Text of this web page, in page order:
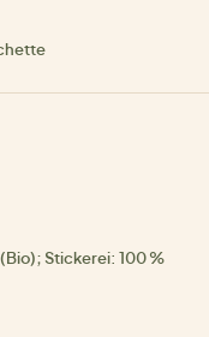
Stickerei: 100 %